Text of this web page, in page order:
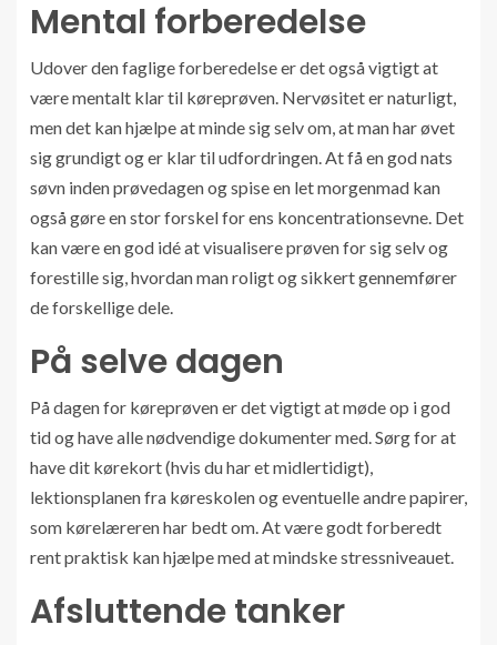
Mental forberedelse
Udover den faglige forberedelse er det også vigtigt at
være mentalt klar til køreprøven. Nervøsitet er naturligt,
men det kan hjælpe at minde sig selv om, at man har øvet
sig grundigt og er klar til udfordringen. At få en god nats
søvn inden prøvedagen og spise en let morgenmad kan
også gøre en stor forskel for ens koncentrationsevne. Det
kan være en god idé at visualisere prøven for sig selv og
forestille sig, hvordan man roligt og sikkert gennemfører
de forskellige dele.
På selve dagen
På dagen for køreprøven er det vigtigt at møde op i god
tid og have alle nødvendige dokumenter med. Sørg for at
have dit kørekort (hvis du har et midlertidigt),
lektionsplanen fra køreskolen og eventuelle andre papirer,
som kørelæreren har bedt om. At være godt forberedt
rent praktisk kan hjælpe med at mindske stressniveauet.
Afsluttende tanker